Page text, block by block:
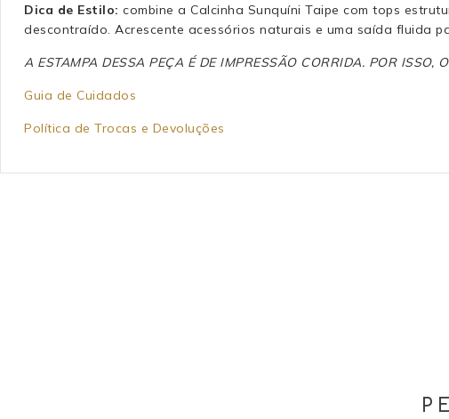
Dica de Estilo: combine a Calcinha Sunquíni Taipe com tops
descontraído. Acrescente acessórios naturais e uma saída fluida
A ESTAMPA DESSA PEÇA É DE IMPRESSÃO CORRIDA. POR
Guia de Cuidados
Política de Trocas e Devoluções